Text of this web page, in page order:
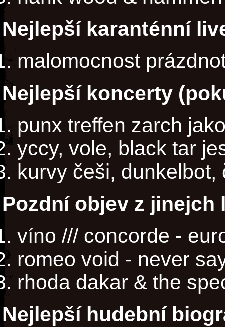
Nejlepší karanténní
malomocnost
Nejlepší koncerty
punx treffen zarch
yccy, vole, black tar
kurvy češi, dunkelbot,
Pozdní objev z jinejch
víno /// concorde -
romeo void - never
rhoda dakar & the
Nejlepší hudební